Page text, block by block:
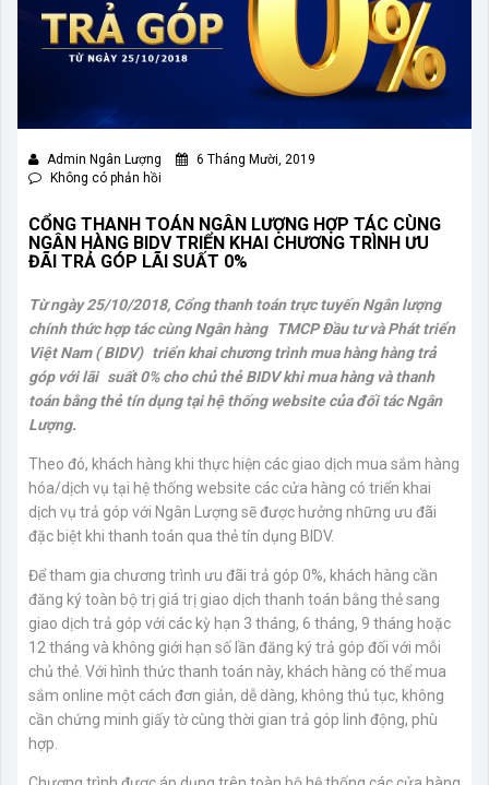
Admin Ngân Lượng
6 Tháng Mười, 2019
Không có phản hồi
CỔNG THANH TOÁN NGÂN LƯỢNG HỢP TÁC CÙNG
NGÂN HÀNG BIDV TRIỂN KHAI CHƯƠNG TRÌNH ƯU
ĐÃI TRẢ GÓP LÃI SUẤT 0%
Từ ngày 25/10/2018, Cổng thanh toán trực tuyến Ngân lượng
chính thức hợp tác cùng Ngân hàng TMCP Đầu tư và Phát triển
Việt Nam ( BIDV) triển khai chương trình mua hàng hàng trả
góp với lãi suất 0% cho chủ thẻ BIDV khi mua hàng và thanh
toán bằng thẻ tín dụng tại hệ thống website của đối tác Ngân
Lượng.
Theo đó, khách hàng khi thực hiện các giao dịch mua sắm hàng
hóa/dịch vụ tại hệ thống website các cửa hàng có triển khai
dịch vụ trả góp với Ngân Lượng sẽ được hưởng những ưu đãi
đặc biệt khi thanh toán qua thẻ tín dụng BIDV.
Để tham gia chương trình ưu đãi trả góp 0%, khách hàng cần
đăng ký toàn bộ trị giá trị giao dịch thanh toán bằng thẻ sang
giao dịch trả góp với các kỳ hạn 3 tháng, 6 tháng, 9 tháng hoặc
12 tháng và không giới hạn số lần đăng ký trả góp đối với mỗi
chủ thẻ. Với hình thức thanh toán này, khách hàng có thể mua
sắm online một cách đơn giản, dễ dàng, không thủ tục, không
cần chứng minh giấy tờ cùng thời gian trả góp linh động, phù
hợp.